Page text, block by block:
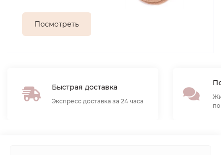
Посмотреть
Быстрая доставка
Экспресс доставка за 24 часа